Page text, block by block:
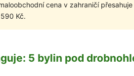
cena v zahraničí
Kč.
5 bylin pod